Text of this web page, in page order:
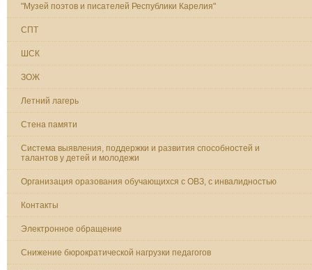
"Музей поэтов и писателей Республики Карелия"
СПТ
ШСК
ЗОЖ
Летний лагерь
Стена памяти
Система выявления, поддержки и развития способностей и
талантов у детей и молодежи
Организация оразования обучающихся с ОВЗ, с инвалидностью
Контакты
Электронное обращение
Снижение бюрократической нагрузки педагогов